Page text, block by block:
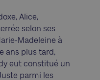
Alice,
selon ses
Madeleine à
ans plus tard,
eut constitué un
parmi les